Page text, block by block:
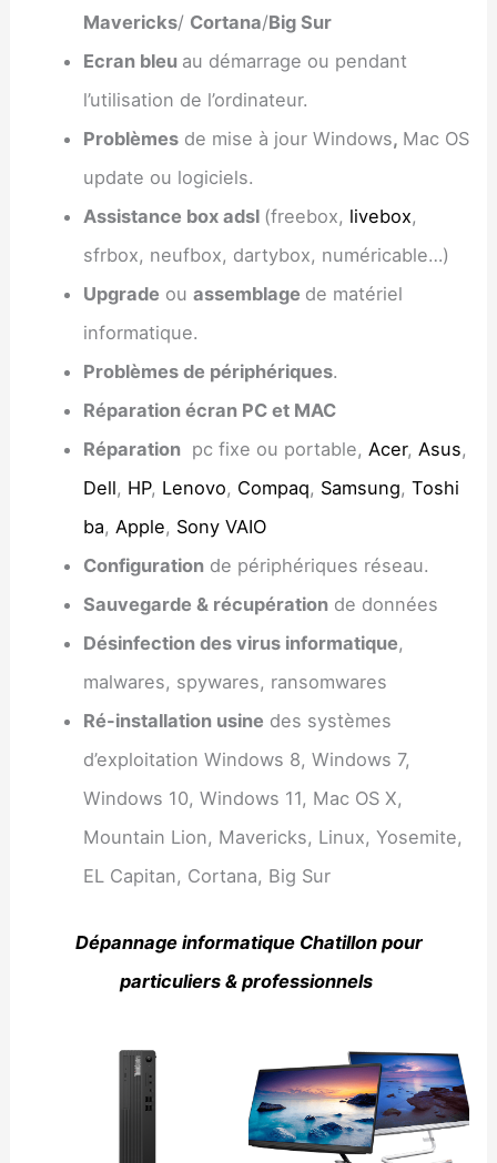
Mavericks/ Cortana/Big Sur
Ecran bleu au démarrage ou pendant
l’utilisation de l’ordinateur.
Problèmesde mise à jour Windows, Mac OS
update ou logiciels.
Assistance box adsl (freebox, livebox,
sfrbox, neufbox, dartybox, numéricable…)
Upgrade ou assemblage de matériel
informatique.
Problèmes de périphériques.
Réparation écran PC et MAC
Réparationpc fixe ou portable, Acer, Asus,
Dell, HP, Lenovo, Compaq, Samsung, Toshi
ba, Apple, Sony VAIO
Configurationde périphériques réseau.
Sauvegarde & récupérationde données
Désinfection des virus informatique,
malwares, spywares, ransomwares
Ré-installation usine des systèmes
d’exploitation Windows 8, Windows 7,
Windows 10, Windows 11, Mac OS X,
Mountain Lion, Mavericks, Linux, Yosemite,
EL Capitan, Cortana, Big Sur
Dépannage informatique Chatillon pour
particuliers & professionnels